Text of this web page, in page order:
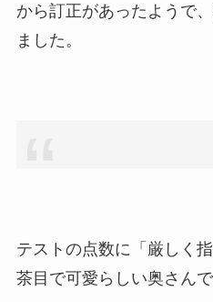
から訂正があったようで
ました。
テストの点数に「厳しく
茶目で可愛らしい奥さんで